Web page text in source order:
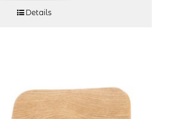
Details